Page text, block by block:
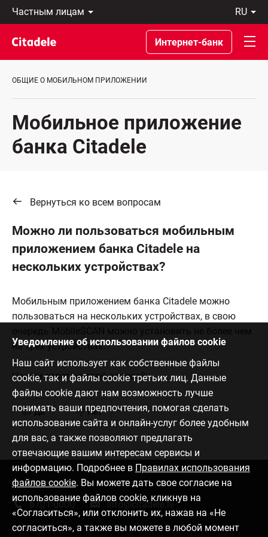
Частным
лицам
Предприятиям
Private
Banking
банке
ru
Latviski
По-
русски
In
Интернет-банк
ОБЩИЕ О МОБИЛЬНОМ ПРИЛОЖЕНИИ
Мобильное приложение
банка Citadelе
Вернуться ко всем вопросам
Можно ли пользоваться мобильным
приложением банка Citadele на
нескольких устройствах?
Мобильным приложением банка Citadele можно
пользоваться на нескольких устройствах, в свою
на трех устройствах.
Нашли ответ на свой вопрос?
Да Нет
Уведомление об использовании файлов cookie
Наш сайт использует как собственные файлы
cookie, так и файлы cookie третьих лиц. Данные
файлы cookie дают нам возможность лучше
понимать ваши предпочтения, помогая сделать
использование сайта и онлайн-услуг более удобным
для вас, а также позволяют предлагать
отвечающие вашим интересам сервисы и
информацию. Подробнее в Правилах использования
файлов cookie. Вы можете дать свое согласие на
использование файлов cookie, кликнув на
«Согласиться», или отклонить их, нажав на «Не
согласиться», а также вы можете в любой момент
Связаться с нами
6701 0000 info@citadele.lv